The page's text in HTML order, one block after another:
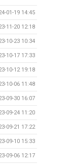
01-19 14:45
11-20 12:18
10-23 10:34
10-17 17:33
10-12 19:18
10-06 11:48
09-30 16:07
09-24 11:20
09-21 17:22
09-10 15:33
09-06 12:17